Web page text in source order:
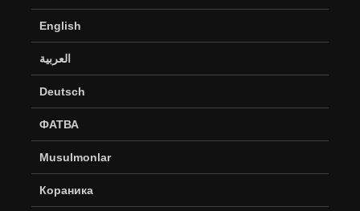
English
العربية
Deutsch
ФАТВА
Musulmonlar
Кораника